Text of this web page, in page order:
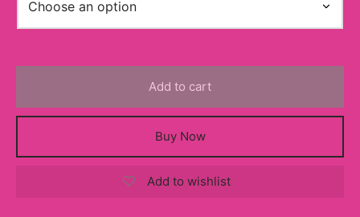
Add to cart
Buy Now
Add to wishlist